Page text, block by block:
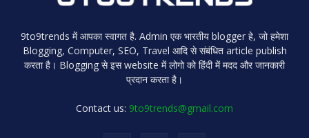
9to9trends में आपका स्वागत है. Admin एक भारतीय blogger हे, जो हमेशा
Blogging, Computer, SEO, Travel आदि से संबंधित article publish
करता है। Blogging से इस website में लोगो को हिंदी में मदद और जानकारी
प्रदान करता है।
Contact us: 9to9trends@gmail.com